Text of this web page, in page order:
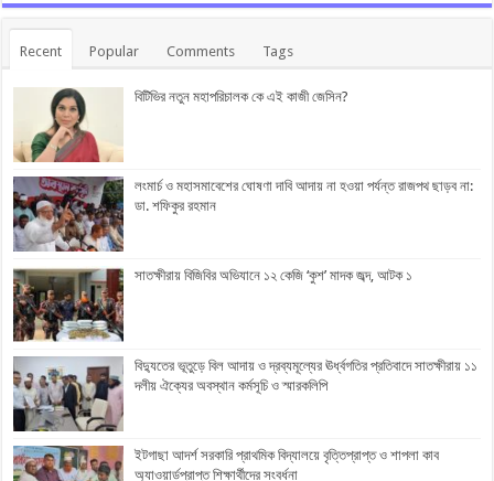
Recent Popular Comments Tags
বিটিভির নতুন মহাপরিচালক কে এই কাজী জেসিন?
লংমার্চ ও মহাসমাবেশের ঘোষণা দাবি আদায় না হওয়া পর্যন্ত রাজপথ ছাড়ব না:
ডা. শফিকুর রহমান
সাতক্ষীরায় বিজিবির অভিযানে ১২ কেজি ‘কুশ’ মাদক জব্দ, আটক ১
বিদ্যুতের ভূতুড়ে বিল আদায় ও দ্রব্যমূল্যের ঊর্ধ্বগতির প্রতিবাদে সাতক্ষীরায় ১১
দলীয় ঐক্যের অবস্থান কর্মসূচি ও স্মারকলিপি
ইটগাছা আদর্শ সরকারি প্রাথমিক বিদ্যালয়ে বৃত্তিপ্রাপ্ত ও শাপলা কাব
অ্যাওয়ার্ডপ্রাপ্ত শিক্ষার্থীদের সংবর্ধনা